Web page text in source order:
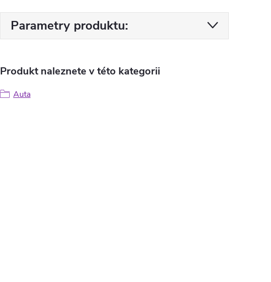
Parametry produktu:
Produkt naleznete v této kategorii
Auta